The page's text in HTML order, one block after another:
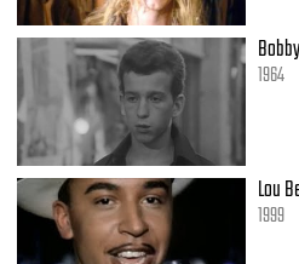
1964
Lou
1999